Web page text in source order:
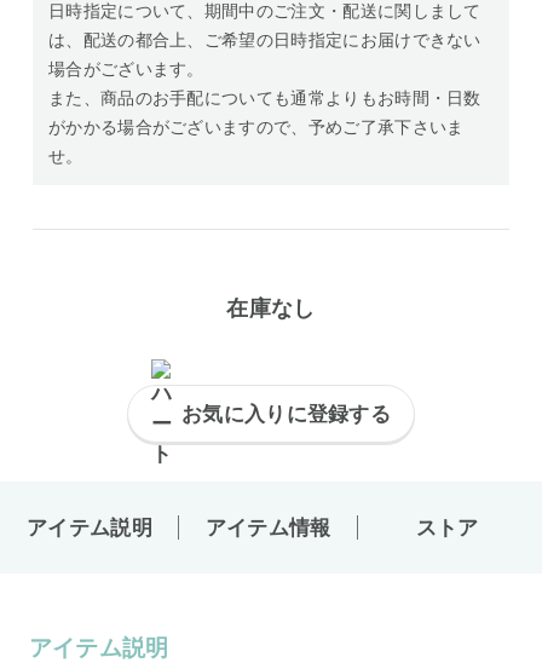
日時指定について、期間中のご注文・配送に関しまして
は、配送の都合上、ご希望の日時指定にお届けできない
場合がございます。
また、商品のお手配についても通常よりもお時間・日数
がかかる場合がございますので、予めご了承下さいま
せ。
在庫なし
お気に入りに登録する
アイテム説明 アイテム情報 ストア
アイテム説明